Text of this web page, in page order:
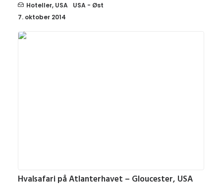
Hoteller, USA
USA - Øst
7. oktober 2014
Hvalsafari på Atlanterhavet – Gloucester, USA